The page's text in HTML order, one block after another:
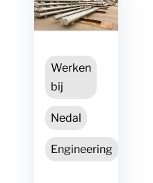
Werken
bij
Nedal
Engineering